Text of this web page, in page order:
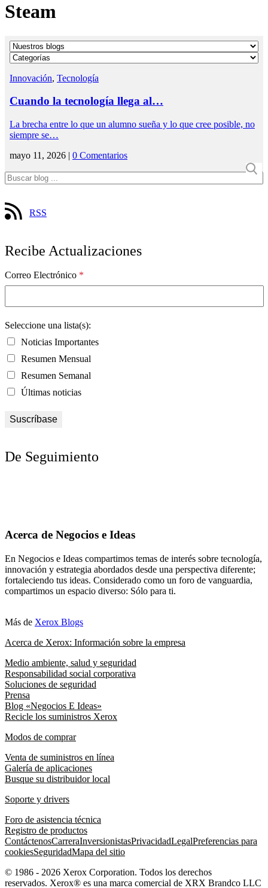
Steam
Innovación, Tecnología
Cuando la tecnología llega al…
La brecha entre lo que un alumno sueña y lo que cree posible, no
siempre se…
mayo 11, 2026 | 0 Comentarios
RSS
Recibe Actualizaciones
Correo Electrónico *
Seleccione una lista(s):
Noticias Importantes
Resumen Mensual
Resumen Semanal
Últimas noticias
De Seguimiento
Acerca de Negocios e Ideas
En Negocios e Ideas compartimos temas de interés sobre tecnología,
innovación y estrategia abordados desde una perspectiva diferente;
fortaleciendo tus ideas. Considerado como un foro de vanguardia,
compartimos un espacio diverso: Sólo para ti.
Más de Xerox Blogs
Acerca de Xerox: Información sobre la empresa
Medio ambiente, salud y seguridad
Responsabilidad social corporativa
Soluciones de seguridad
Prensa
Blog «Negocios E Ideas»
Recicle los suministros Xerox
Modos de comprar
Venta de suministros en línea
Galería de aplicaciones
Busque su distribuidor local
Soporte y drivers
Foro de asistencia técnica
Registro de productos
ContáctenosCarreraInversionistasPrivacidadLegalPreferencias para
cookiesSeguridadMapa del sitio
© 1986 - 2026 Xerox Corporation. Todos los derechos
reservados. Xerox® es una marca comercial de XRX Brandco LLC